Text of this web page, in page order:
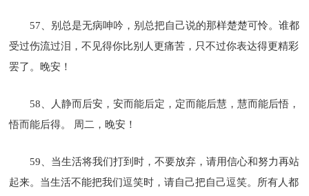
57、别总是无病呻吟，别总把自己说的那样楚楚可怜。谁都
受过伤流过泪，不见得你比别人更痛苦，只不过你表达得更精彩
罢了。晚安！
58、人静而后安，安而能后定，定而能后慧，慧而能后悟，
悟而能后得。 周二，晚安！
59、当生活将我们打到时，不要放弃，请用信心和努力再站
起来。当生活不能把我们逗笑时，请自己把自己逗笑。所有人都